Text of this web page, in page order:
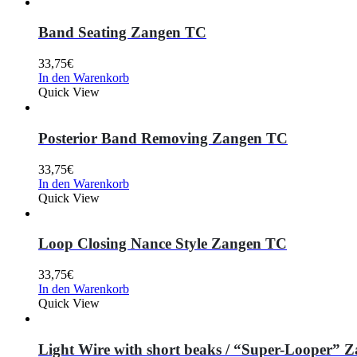
Band Seating Zangen TC
33,75€
In den Warenkorb
Quick View
Posterior Band Removing Zangen TC
33,75€
In den Warenkorb
Quick View
Loop Closing Nance Style Zangen TC
33,75€
In den Warenkorb
Quick View
Light Wire with short beaks / “Super-Looper”